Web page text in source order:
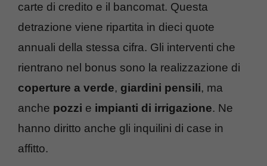
carte di credito e il bancomat. Questa
detrazione viene ripartita in dieci quote
annuali della stessa cifra. Gli interventi che
rientrano nel bonus sono la realizzazione di
coperture a verde, giardini pensili, ma
anche pozzi e impianti di irrigazione. Ne
hanno diritto anche gli inquilini di case in
affitto.